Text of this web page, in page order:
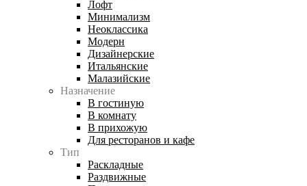
Лофт
Минимализм
Неоклассика
Модерн
Дизайнерские
Итальянские
Малазийские
Назначение
В гостиную
В комнату
В прихожую
Для ресторанов и кафе
Тип
Раскладные
Раздвижные